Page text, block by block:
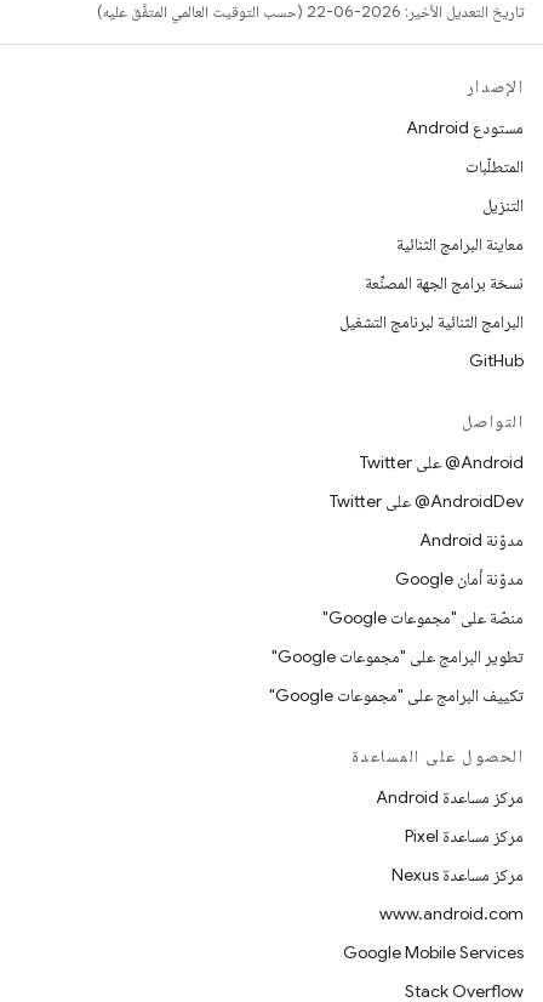
تاريخ التعديل الأخير: 2026-06-22 (حسب التوقيت العالمي المتفَّق عليه)
الإصدار
مستودع Android
المتطلّبات
التنزيل
معاينة البرامج الثنائية
نسخة برامج الجهة المصنِّعة
البرامج الثنائية لبرنامج التشغيل
GitHub
التواصل
‎@Android على Twitter
‎@AndroidDev على Twitter
مدوّنة Android
مدوّنة أمان Google
منصّة على "مجموعات Google"
تطوير البرامج على "مجموعات Google"
تكييف البرامج على "مجموعات Google"
الحصول على المساعدة
مركز مساعدة Android
مركز مساعدة Pixel
مركز مساعدة Nexus
www.android.com
Google Mobile Services
Stack Overflow